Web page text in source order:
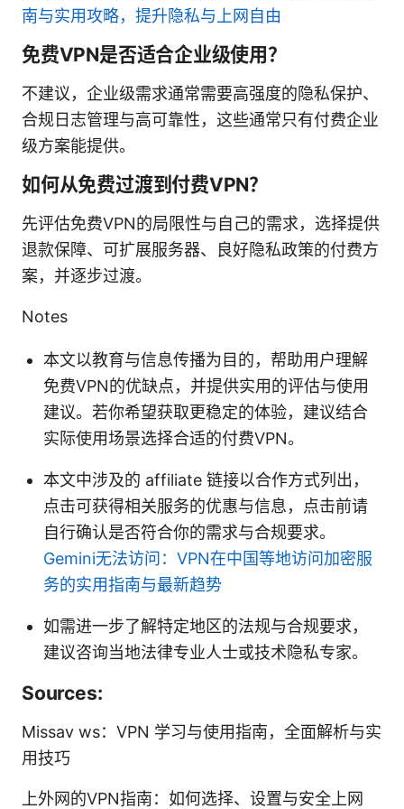
南与实用攻略，提升隐私与上网自由
免费VPN是否适合企业级使用？
不建议，企业级需求通常需要高强度的隐私保护、
合规日志管理与高可靠性，这些通常只有付费企业
级方案能提供。
如何从免费过渡到付费VPN？
先评估免费VPN的局限性与自己的需求，选择提供
退款保障、可扩展服务器、良好隐私政策的付费方
案，并逐步过渡。
Notes
本文以教育与信息传播为目的，帮助用户理解
免费VPN的优缺点，并提供实用的评估与使用
建议。若你希望获取更稳定的体验，建议结合
实际使用场景选择合适的付费VPN。
本文中涉及的 affiliate 链接以合作方式列出，
点击可获得相关服务的优惠与信息，点击前请
自行确认是否符合你的需求与合规要求。
Gemini无法访问：VPN在中国等地访问加密服
务的实用指南与最新趋势
如需进一步了解特定地区的法规与合规要求，
建议咨询当地法律专业人士或技术隐私专家。
Sources:
Missav ws：VPN 学习与使用指南，全面解析与实
用技巧
上外网的VPN指南：如何选择、设置与安全上网